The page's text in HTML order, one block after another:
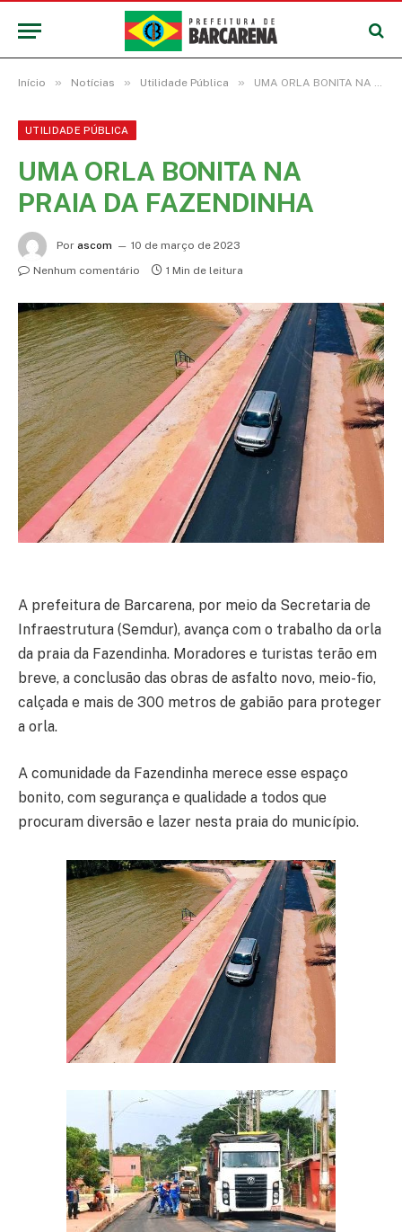
Início » Notícias » Utilidade Pública » UMA ORLA BONITA NA PRAIA DA FAZENDINHA
UTILIDADE PÚBLICA
UMA ORLA BONITA NA
PRAIA DA FAZENDINHA
Por ascom
10 de março de 2023
Nenhum comentário
1 Min de leitura
A prefeitura de Barcarena, por meio da Secretaria de
Infraestrutura (Semdur), avança com o trabalho da orla
da praia da Fazendinha. Moradores e turistas terão em
breve, a conclusão das obras de asfalto novo, meio-fio,
calçada e mais de 300 metros de gabião para proteger
a orla.
A comunidade da Fazendinha merece esse espaço
bonito, com segurança e qualidade a todos que
procuram diversão e lazer nesta praia do município.